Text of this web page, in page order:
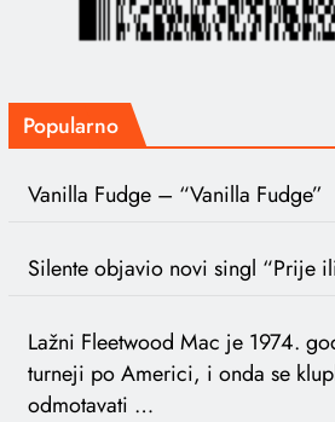
Popularno
Vanilla Fudge – “Vanilla Fudge”
Silente objavio novi singl “Prije
Lažni Fleetwood Mac je 1974.
turneji po Americi, i onda se
odmotavati …